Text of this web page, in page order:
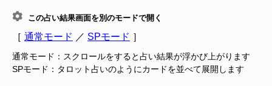
この占い結果画面を別のモードで開く
［ 通常モード ／ SPモード ］
通常モード：スクロールをすると占い結果が浮かび上がります
SPモード：タロット占いのようにカードを並べて展開します